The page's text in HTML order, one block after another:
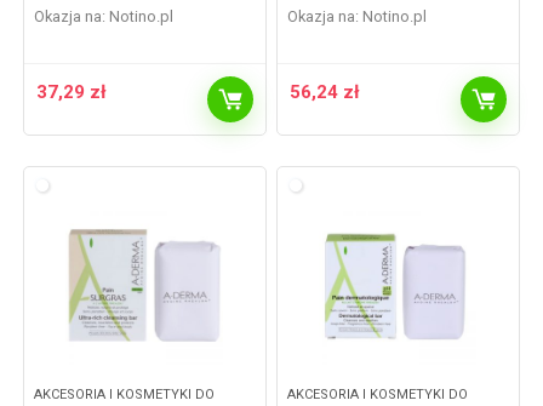
Okazja na: notino.pl
37,29 zł
Okazja na: notino.pl
56,24 zł
AKCESORIA I KOSMETYKI DO
AKCESORIA I KOSMETYKI DO